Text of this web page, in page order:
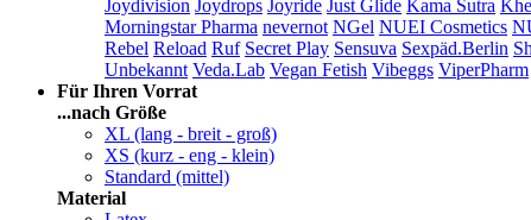
Joydivision Joydrops Joyride Just Glide Kama Sutra
Morningstar Pharma nevernot NGel NUEI Cosmetics
Rebel Reload Ruf Secret Play Sensuva Sexpäd.Berlin
Unbekannt Veda.Lab Vegan Fetish Vibeggs ViperPharm
Für Ihren Vorrat
...nach Größe
XL (lang - breit - groß)
XS (kurz - eng - klein)
Standard (mittel)
Material